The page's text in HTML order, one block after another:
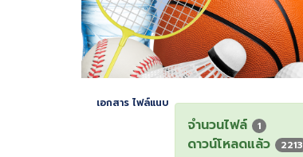
เอกสาร ไฟล์แนบ
จำนวนไฟล์ 1
ดาวน์โหลดแล้ว 2213